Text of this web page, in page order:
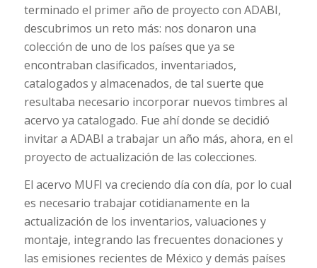
terminado el primer año de proyecto con ADABI,
descubrimos un reto más: nos donaron una
colección de uno de los países que ya se
encontraban clasificados, inventariados,
catalogados y almacenados, de tal suerte que
resultaba necesario incorporar nuevos timbres al
acervo ya catalogado. Fue ahí donde se decidió
invitar a ADABI a trabajar un año más, ahora, en el
proyecto de actualización de las colecciones.
El acervo MUFI va creciendo día con día, por lo cual
es necesario trabajar cotidianamente en la
actualización de los inventarios, valuaciones y
montaje, integrando las frecuentes donaciones y
las emisiones recientes de México y demás países